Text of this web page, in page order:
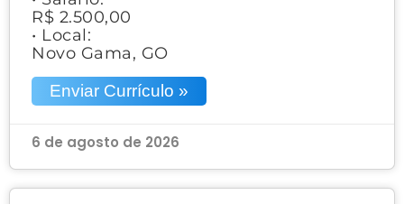
R$ 2.500,00
• Local:
Novo Gama, GO
Enviar Currículo »
6 de agosto de 2026